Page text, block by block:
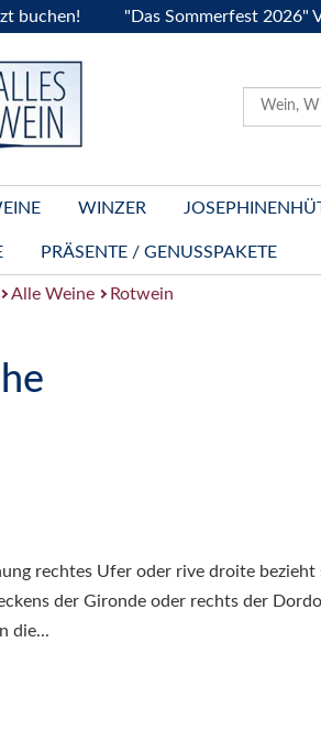
"Das Sommerfest 2026" Vive
WINZER
PRÄSENTE / GENUSSPAKETE
Alle Weine Rotwein
rechtes Ufer oder rive droite
der Gironde oder rechts der
die...